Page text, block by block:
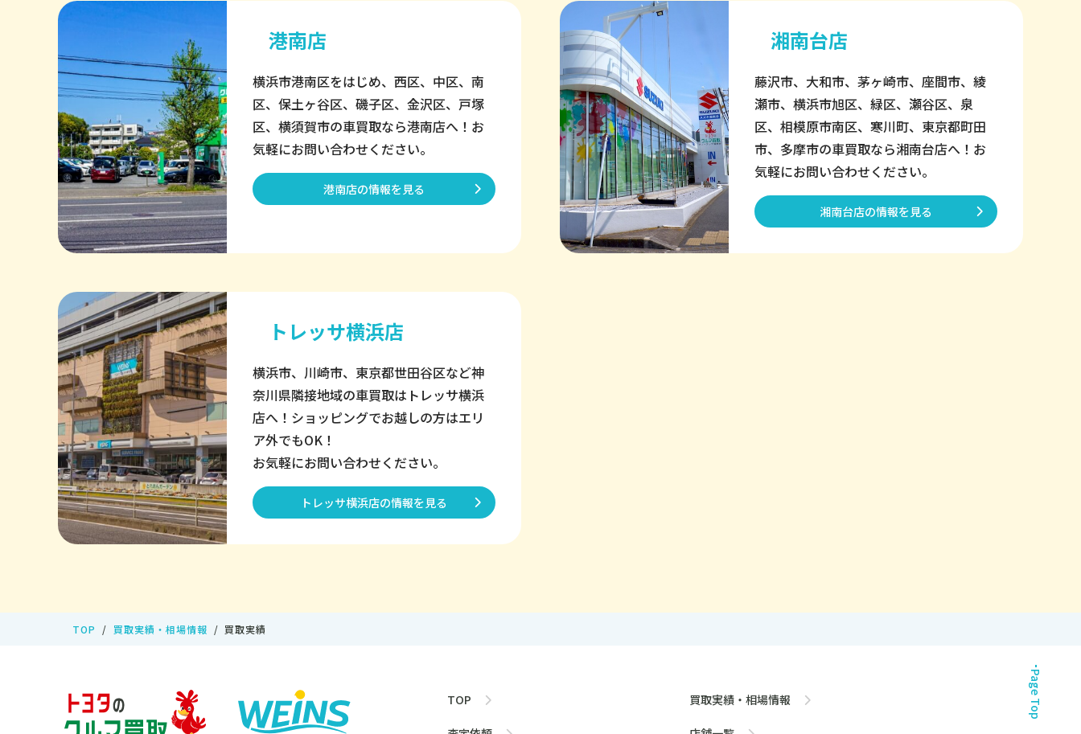
港南店
横浜市港南区をはじめ、西区、中区、南
区、保土ヶ谷区、磯子区、金沢区、戸塚
区、横須賀市の車買取なら港南店へ！お
気軽にお問い合わせください。
港南店の情報を見る
湘南台店
藤沢市、大和市、茅ヶ崎市、座間市、綾
瀬市、横浜市旭区、緑区、瀬谷区、泉
区、相模原市南区、寒川町、東京都町田
市、多摩市の車買取なら湘南台店へ！お
気軽にお問い合わせください。
湘南台店の情報を見る
トレッサ横浜店
横浜市、川崎市、東京都世田谷区など神
奈川県隣接地域の車買取はトレッサ横浜
店へ！ショッピングでお越しの方はエリ
ア外でもOK！
お気軽にお問い合わせください。
トレッサ横浜店の情報を見る
Page Top
TOP 買取実績・相場情報 買取実績
TOP 買取実績・相場情報